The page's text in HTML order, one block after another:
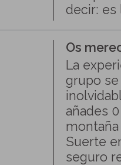
decir: es
Os
La
grupo
añades
Suerte
seguro